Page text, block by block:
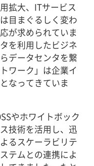
拡大、ITサービス
目まぐるしく変わ
が求められていま
を利用したビジネ
データセンタを繋
ワーク」は企業イ
なってきていま
やホワイトボック
技術を活用し、迅
るスケーラビリテ
テムとの連携によ